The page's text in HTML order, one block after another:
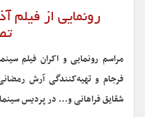
رونمایی از
مراسم رونمایی و اکران فیلم
فرجام و تهیه‌کنندگی آرش
شقایق فراهانی و… در پردیس